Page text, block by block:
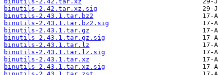
binutils-2.42.tar.xz.sig
binutils-2.43.1.tar.bz2
binutils-2.43.1.tar.bz2.sig
binutils-2.43.1.tar.gz
binutils-2.43.1.tar.gz.sig
binutils-2.43.1.tar.lz
binutils-2.43.1.tar.lz.sig
binutils-2.43.1.tar.xz
binutils-2.43.1.tar.xz.sig